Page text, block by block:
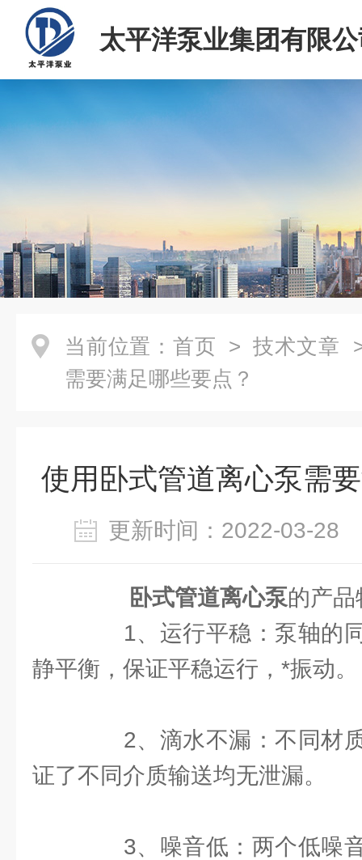
太平洋泵业集团有限
当前位置： 首页 > 技术文章
需要满足哪些要点？
使用卧式管道离心泵需
更新时间：2022-03-
卧式管道离心泵的产
1、运行平稳：泵轴的同
静平衡，保证平稳运行，*振动。
2、滴水不漏：不同材质
证了不同介质输送均无泄漏。
3、噪音低：两个低噪音